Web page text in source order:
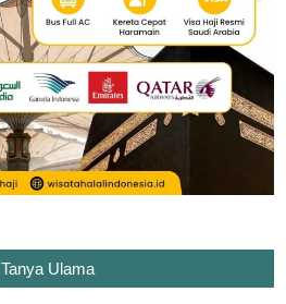
Tanya Ulama